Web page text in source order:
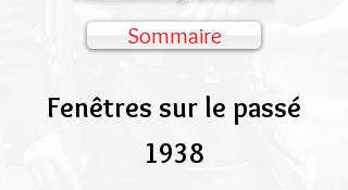
Fenêtres sur le passé
1938
Sommaire